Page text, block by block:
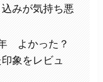
みが気持ち悪
よかった？
象をレビュ